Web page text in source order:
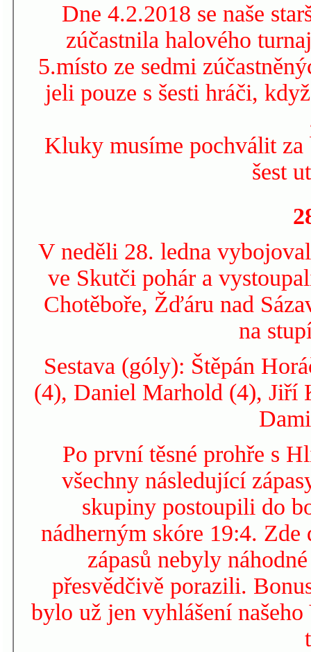
Dne 4.2.2018 se naše
zúčastnila halového
5.místo ze sedmi
jeli pouze s šesti hráči,
Kluky musíme pochválit za
šest
V neděli 28. ledna
ve Skutči pohár a
Chotěboře, Žďáru nad
na
Sestava (góly): Štěpán
(4), Daniel Marhold (4), Jiří
Po první těsné prohře s
všechny následující
skupiny postoupili do
nádherným skóre 19:4.
zápasů nebyly
přesvědčivě porazili.
bylo už jen vyhlášení